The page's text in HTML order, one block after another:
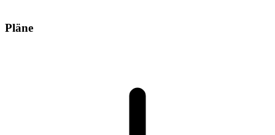
Pläne